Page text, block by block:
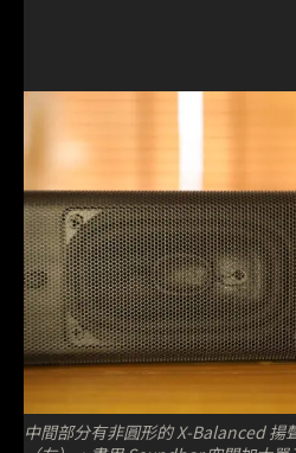
中間部分有非圓形的 X-Balanced 揚